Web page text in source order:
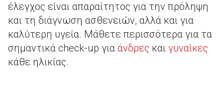
έλεγχος είναι απαραίτητος για την πρόληψη
και τη διάγνωση ασθενειών, αλλά και για
καλύτερη υγεία. Μάθετε περισσότερα για τα
σημαντικά check-up για άνδρες και γυναίκες
κάθε ηλικίας.